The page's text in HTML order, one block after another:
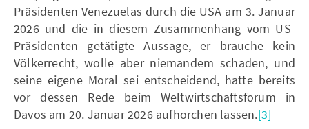
Präsidenten Venezuelas durch die USA am 3. Januar
2026 und die in diesem Zusammenhang vom US-
Präsidenten getätigte Aussage, er brauche kein
Völkerrecht, wolle aber niemandem schaden, und
seine eigene Moral sei entscheidend, hatte bereits
vor dessen Rede beim Weltwirtschaftsforum in
Davos am 20. Januar 2026 aufhorchen lassen.[3]